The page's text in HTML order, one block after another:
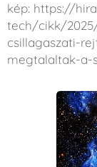
kép: https://
tech/cikk/
csillagaszati-
megtalaltak-a-